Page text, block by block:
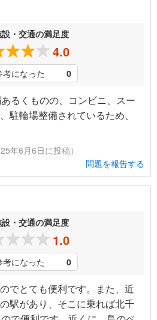
・交通の満足度
4.0
考になった 0
るくものの、コンビニ、スー
駐輪場整備されているため、
年6月6日に投稿）
問題を報告する
・交通の満足度
1.0
考になった 0
でとても便利です。また、近
駅があり、そこに乗れば北千